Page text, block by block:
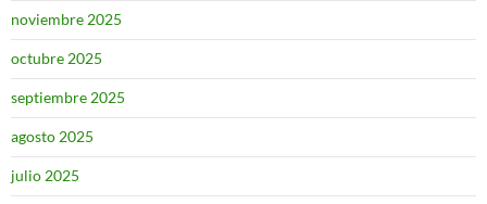
noviembre 2025
octubre 2025
septiembre 2025
agosto 2025
julio 2025